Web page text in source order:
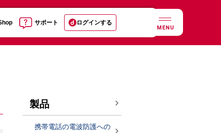
サポート ログインする
MENU
製品
携帯電話の電波防護への